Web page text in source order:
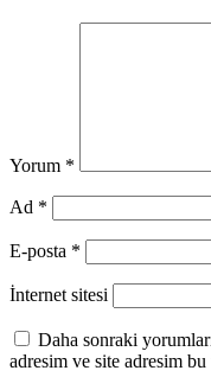
Yorum *
Ad *
E-posta *
İnternet sitesi
Daha sonraki
adresim ve site adresim bu